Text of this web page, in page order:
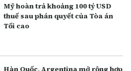
Mỹ hoàn trả khoảng 100 tỷ USD
thuế sau phán quyết của Tòa án
Tối cao
Hàn Quốc, Argentina mở rộng hợp